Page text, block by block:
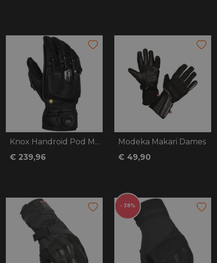
Knox Handroid Pod MK5 Gloves
€ 239,96
Modeka Makari Dames
€ 49,90
- 38%